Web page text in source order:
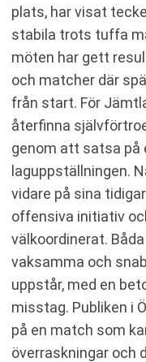
plats, har visat
stabila trots tuffa
möten har gett
och matcher där
från start. För
återfinna
genom att satsa på
laguppställningen.
vidare på sina
offensiva initiativ
välkoordinerat.
vaksamma och
uppstår, med en
misstag. Publiken i
på en match som
överraskningar och